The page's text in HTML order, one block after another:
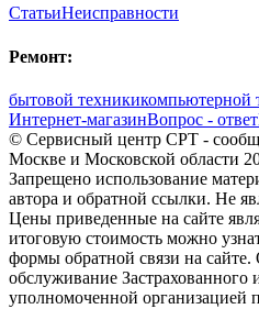
СтатьиНеисправности
Ремонт:
бытовой техникикомпьютерной
Интернет-магазинВопрос - ответ
© Сервисный центр СРТ -
Москве и Московской области
Запрещено использование
автора и обратной ссылки. Не
Цены приведенные на сайте
итоговую стоимость можно
формы обратной связи на сайте.
обслуживание
уполномоченной организацией